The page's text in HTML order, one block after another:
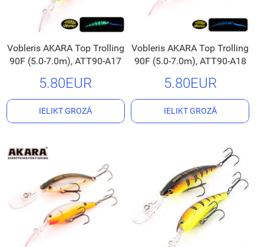
Vobleris AKARA Top Trolling
90F (5.0-7.0m), ATT90-A17
5.80EUR
IELIKT GROZĀ
Vobleris AKARA Top Trolling
90F (5.0-7.0m), ATT90-A18
5.80EUR
IELIKT GROZĀ